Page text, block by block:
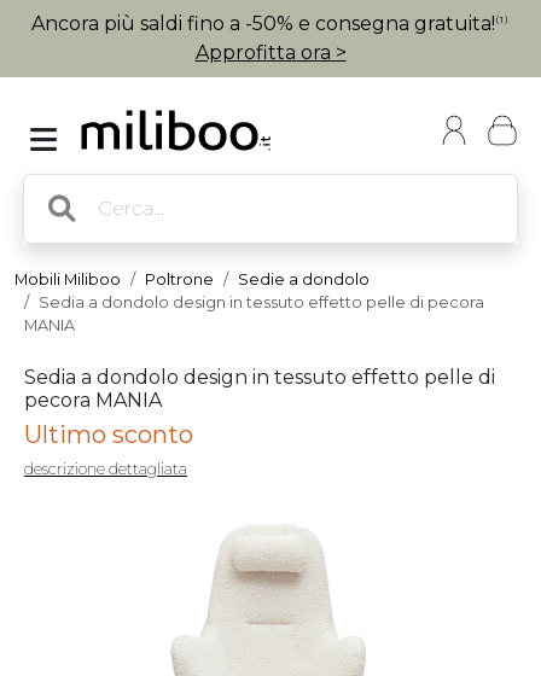
Ancora più saldi fino a -50% e consegna gratuita! (1)
Approfitta ora >
Mobili Miliboo Poltrone
Sedie a dondolo
Sedia a dondolo design in tessuto effetto pelle di pecora
MANIA
Sedia a dondolo design in tessuto effetto pelle di
pecora MANIA
Ultimo sconto
descrizione dettagliata